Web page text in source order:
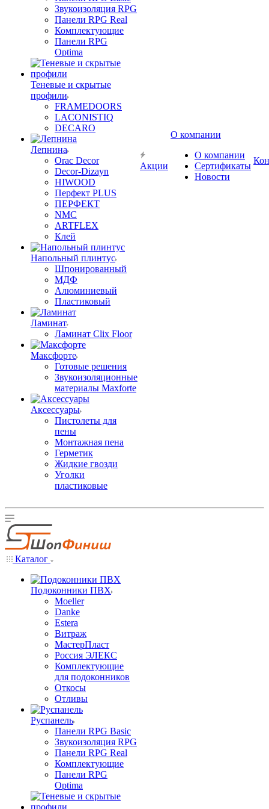
Звукоизоляция RPG
Панели RPG Real
Комплектующие
Панели RPG
Optima
Теневые и скрытые
профили
FRAMEDOORS
LACONISTIQ
DECARO
Лепнина
Orac Decor
Decor-Dizayn
HIWOOD
Перфект PLUS
ПЕРФЕКТ
NMC
ARTFLEX
Клей
Напольный плинтус
Шпонированный
МДФ
Алюминиевый
Пластиковый
Ламинат
Ламинат Clix Floor
Максфорте
Готовые решения
Звукоизоляционные
материалы Maxforte
Аксессуары
Пистолеты для
пены
Монтажная пена
Герметик
Жидкие гвозди
Уголки
пластиковые
Акции
О компании
О компании
Сертификаты
Новости
Каталог
Подоконники ПВХ
Moeller
Danke
Estera
Витраж
МастерПласт
Россия ЭЛЕКС
Комплектующие
для подоконников
Откосы
Отливы
Руспанель
Панели RPG Basic
Звукоизоляция RPG
Панели RPG Real
Комплектующие
Панели RPG
Optima